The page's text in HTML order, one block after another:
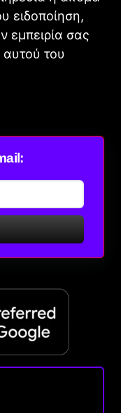
ειδοποίηση,
εμπειρία σας
του